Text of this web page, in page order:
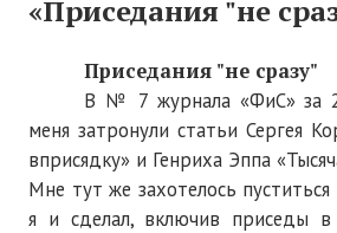
Нас поздравляют...
Там, где мы бывали...
О нас пишут
О журнале
Памяти Игоря Сосновского
«Приседания "не
Приседания "не сразу"
В № 7 журнала «ФиС» за
меня затронули статьи Сергея
вприсядку» и Генриха Эппа
Мне тут же захотелось
я и сделал, включив приседы в